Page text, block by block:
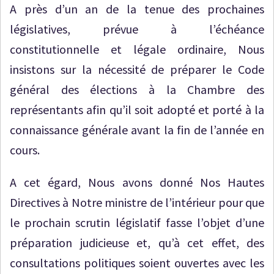
A près d’un an de la tenue des prochaines
législatives, prévue à l’échéance
constitutionnelle et légale ordinaire, Nous
insistons sur la nécessité de préparer le Code
général des élections à la Chambre des
représentants afin qu’il soit adopté et porté à la
connaissance générale avant la fin de l’année en
cours.
A cet égard, Nous avons donné Nos Hautes
Directives à Notre ministre de l’intérieur pour que
le prochain scrutin législatif fasse l’objet d’une
préparation judicieuse et, qu’à cet effet, des
consultations politiques soient ouvertes avec les